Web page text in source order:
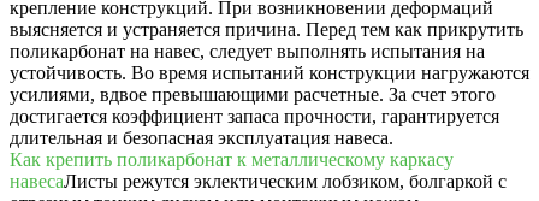
крепление конструкций. При возникновении деформаций
выясняется и устраняется причина. Перед тем как прикрутить
поликарбонат на навес, следует выполнять испытания на
устойчивость. Во время испытаний конструкции нагружаются
усилиями, вдвое превышающими расчетные. За счет этого
достигается коэффициент запаса прочности, гарантируется
длительная и безопасная эксплуатация навеса.
Как крепить поликарбонат к металлическому каркасу
навесаЛисты режутся эклектическим лобзиком, болгаркой с